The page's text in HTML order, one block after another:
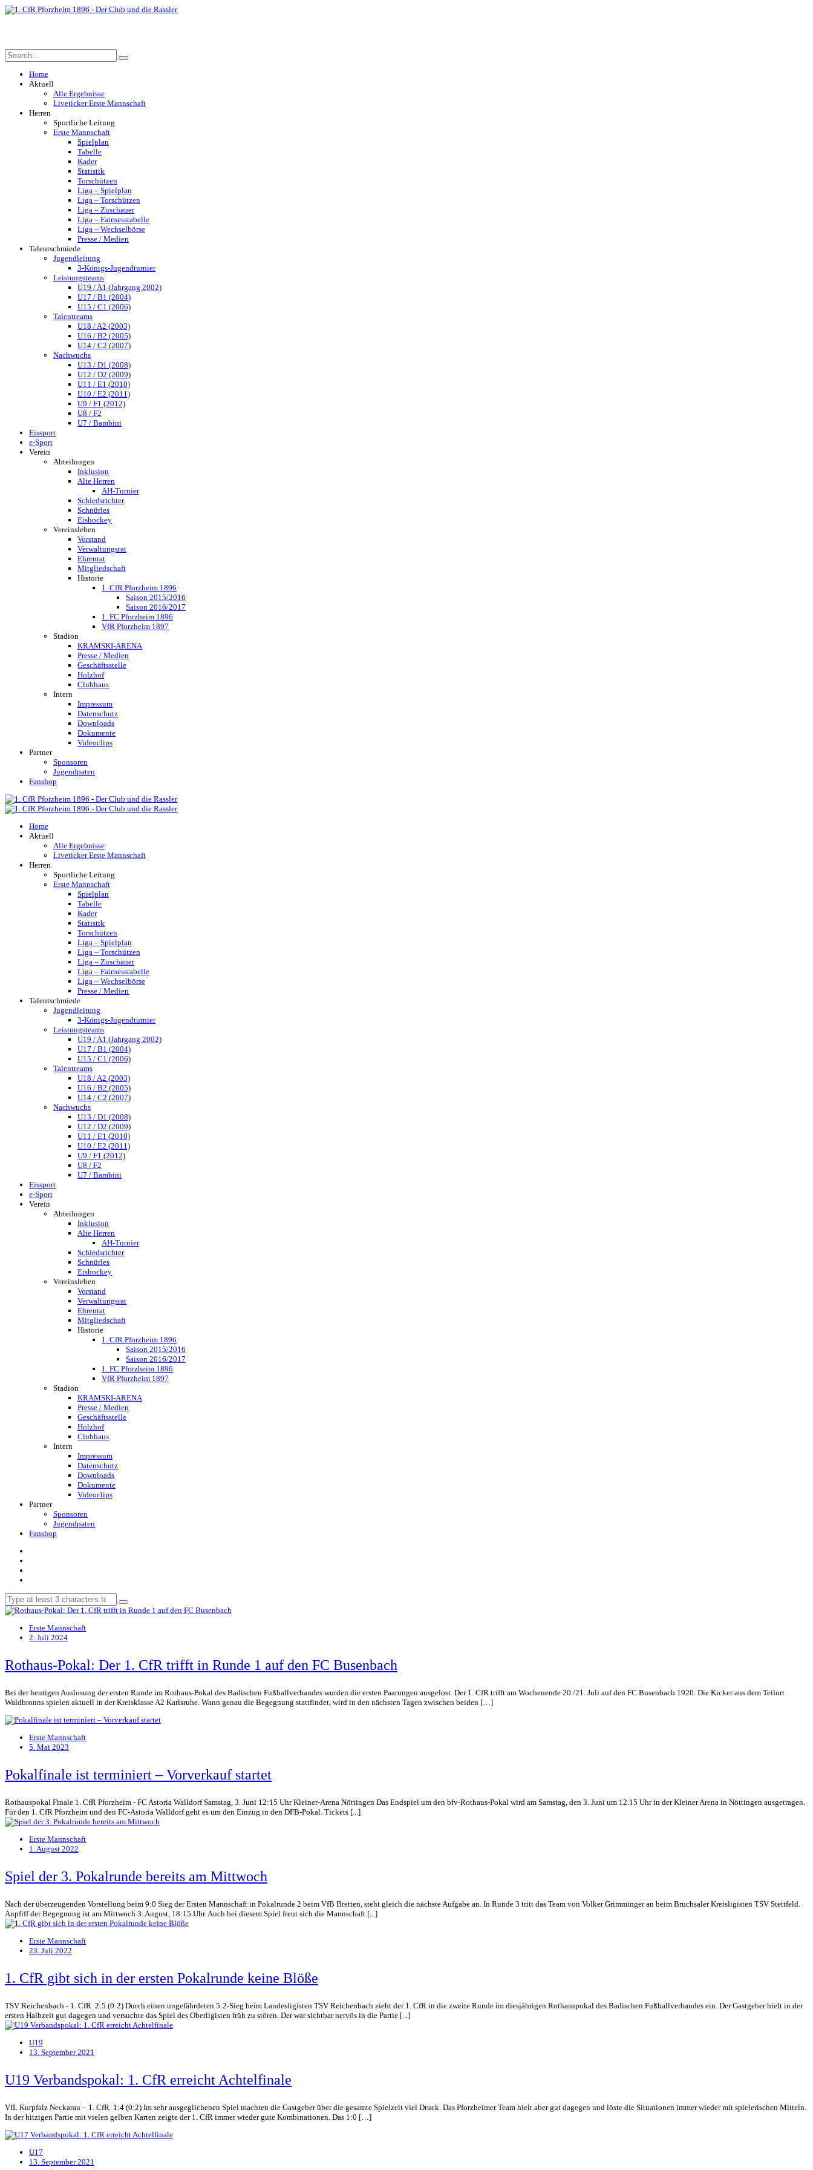
Home
Aktuell
Alle Ergebnisse
Liveticker Erste Mannschaft
Herren
Sportliche Leitung
Erste Mannschaft
Spielplan
Tabelle
Kader
Statistik
Torschützen
Liga – Spielplan
Liga – Torschützen
Liga – Zuschauer
Liga – Fairnesstabelle
Liga – Wechselbörse
Presse / Medien
Talentschmiede
Jugendleitung
3-Königs-Jugendturnier
Leistungsteams
U19 / A1 (Jahrgang 2002)
U17 / B1 (2004)
U15 / C1 (2006)
Talentteams
U18 / A2 (2003)
U16 / B2 (2005)
U14 / C2 (2007)
Nachwuchs
U13 / D1 (2008)
U12 / D2 (2009)
U11 / E1 (2010)
U10 / E2 (2011)
U9 / F1 (2012)
U8 / F2
U7 / Bambini
Eissport
e-Sport
Verein
Abteilungen
Inklusion
Alte Herren
AH-Turnier
Schiedsrichter
Schnürles
Eishockey
Vereinsleben
Vorstand
Verwaltungsrat
Ehrenrat
Mitgliedschaft
Historie
1. CfR Pforzheim 1896
Saison 2015/2016
Saison 2016/2017
1. FC Pforzheim 1896
VfR Pforzheim 1897
Stadion
KRAMSKI-ARENA
Presse / Medien
Geschäftsstelle
Holzhof
Clubhaus
Intern
Impressum
Datenschutz
Downloads
Dokumente
Videoclips
Partner
Sponsoren
Jugendpaten
Fanshop
Home
Aktuell
Alle Ergebnisse
Liveticker Erste Mannschaft
Herren
Sportliche Leitung
Erste Mannschaft
Spielplan
Tabelle
Kader
Statistik
Torschützen
Liga – Spielplan
Liga – Torschützen
Liga – Zuschauer
Liga – Fairnesstabelle
Liga – Wechselbörse
Presse / Medien
Talentschmiede
Jugendleitung
3-Königs-Jugendturnier
Leistungsteams
U19 / A1 (Jahrgang 2002)
U17 / B1 (2004)
U15 / C1 (2006)
Talentteams
U18 / A2 (2003)
U16 / B2 (2005)
U14 / C2 (2007)
Nachwuchs
U13 / D1 (2008)
U12 / D2 (2009)
U11 / E1 (2010)
U10 / E2 (2011)
U9 / F1 (2012)
U8 / F2
U7 / Bambini
Eissport
e-Sport
Verein
Abteilungen
Inklusion
Alte Herren
AH-Turnier
Schiedsrichter
Schnürles
Eishockey
Vereinsleben
Vorstand
Verwaltungsrat
Ehrenrat
Mitgliedschaft
Historie
1. CfR Pforzheim 1896
Saison 2015/2016
Saison 2016/2017
1. FC Pforzheim 1896
VfR Pforzheim 1897
Stadion
KRAMSKI-ARENA
Presse / Medien
Geschäftsstelle
Holzhof
Clubhaus
Intern
Impressum
Datenschutz
Downloads
Dokumente
Videoclips
Partner
Sponsoren
Jugendpaten
Fanshop
Erste Mannschaft
2. Juli 2024
Rothaus-Pokal: Der 1. CfR trifft in Runde 1 auf den FC Busenbach
Bei der heutigen Auslosung der ersten Runde im Rothaus-Pokal des Badischen Fußballverbandes wurden die ersten Paarungen ausgelost. Der 1. CfR trifft am Wochenende 20./21. Juli auf den FC Busenbach 1920. Die Kicker aus dem Teilort
Waldbronns spielen aktuell in der Kreisklasse A2 Karlsruhe. Wann genau die Begegnung stattfindet, wird in den nächsten Tagen zwischen beiden […]
Erste Mannschaft
5. Mai 2023
Pokalfinale ist terminiert – Vorverkauf startet
Rothauspokal Finale 1. CfR Pforzheim - FC Astoria Walldorf Samstag, 3. Juni 12:15 Uhr Kleiner-Arena Nöttingen Das Endspiel um den bfv-Rothaus-Pokal wird am Samstag, den 3. Juni um 12.15 Uhr in der Kleiner Arena in Nöttingen ausgetragen.
Für den 1. CfR Pforzheim und den FC-Astoria Walldorf geht es um den Einzug in den DFB-Pokal. Tickets [...]
Erste Mannschaft
1. August 2022
Spiel der 3. Pokalrunde bereits am Mittwoch
Nach der überzeugenden Vorstellung beim 9:0 Sieg der Ersten Mannschaft in Pokalrunde 2 beim VfB Bretten, steht gleich die nächste Aufgabe an. In Runde 3 tritt das Team von Volker Grimminger an beim Bruchsaler Kreisligisten TSV Stettfeld.
Anpfiff der Begegnung ist am Mittwoch 3. August, 18:15 Uhr. Auch bei diesem Spiel freut sich die Mannschaft [...]
Erste Mannschaft
23. Juli 2022
1. CfR gibt sich in der ersten Pokalrunde keine Blöße
TSV Reichenbach - 1. CfR 2:5 (0:2) Durch einen ungefährdeten 5:2-Sieg beim Landesligisten TSV Reichenbach zieht der 1. CfR in die zweite Runde im diesjährigen Rothauspokal des Badischen Fußballverbandes ein. Der Gastgeber hielt in der
ersten Halbzeit gut dagegen und versuchte das Spiel des Oberligisten früh zu stören. Der war sichtbar nervös in die Partie [...]
U19
13. September 2021
U19 Verbandspokal: 1. CfR erreicht Achtelfinale
VfL Kurpfalz Neckarau – 1. CfR 1:4 (0:2) Im sehr ausgeglichenen Spiel machten die Gastgeber über die gesamte Spielzeit viel Druck. Das Pforzheimer Team hielt aber gut dagegen und löste die Situationen immer wieder mit spielerischen Mitteln.
In der hitzigen Partie mit vielen gelben Karten zeigte der 1. CfR immer wieder gute Kombinationen. Das 1:0 […]
U17
13. September 2021